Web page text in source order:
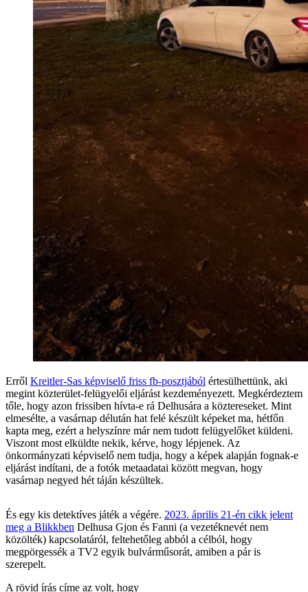
Erről Kreitler-Sas képviselő friss fb-posztjából értesülhettünk, aki
megint közterület-felügyelői eljárást kezdeményezett. Megkérdeztem
tőle, hogy azon frissiben hívta-e rá Delhusára a köztereseket. Mint
elmesélte, a vasárnap délután hat felé készült képeket ma, hétfőn
kapta meg, ezért a helyszínre már nem tudott felügyelőket küldeni.
Viszont most elküldte nekik, kérve, hogy lépjenek. Az
önkormányzati képviselő nem tudja, hogy a képek alapján fognak-e
eljárást indítani, de a fotók metaadatai között megvan, hogy
vasárnap negyed hét táján készültek.
És egy kis detektíves játék a végére. 2023. április 21-én cikk jelent
meg a Blikkben Delhusa Gjon és Fanni (a vezetéknevét nem
közölték) kapcsolatáról, feltehetőleg abból a célból, hogy
megpörgessék a TV2 egyik bulvárműsorát, amiben a pár is
szerepelt.
A rövid írás címe az volt, hogy